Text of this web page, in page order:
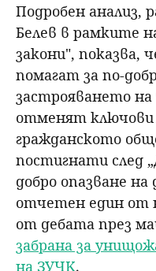
Подробен анализ,
Белев в рамките
закони", показва,
помагат за по-
застрояването
отменят ключови
гражданското
постигнати след
добро опазване
отчетен един
от дебата през
забрана за
на ЗУЧК.